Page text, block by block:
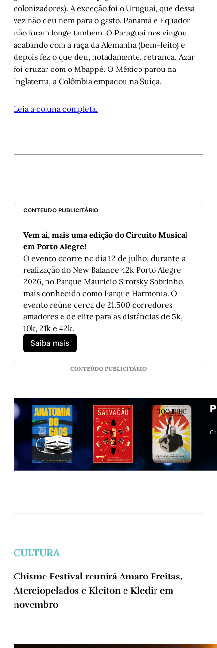
colonizadores). A exceção foi o Uruguai, que dessa
vez não deu nem para o gasto. Panamá e Equador
não foram longe também. O Paraguai nos vingou
acabando com a raça da Alemanha (bem-feito) e
depois fez o que deu, notadamente, retranca. Azar
foi cruzar com o Mbappé. O México parou na
Inglaterra, a Colômbia empacou na Suíça.
Leia a coluna completa.
CONTEÚDO PUBLICITÁRIO
Vem aí, mais uma edição do Circuito Musical
em Porto Alegre!
O evento ocorre no dia 12 de julho, durante a
realização do New Balance 42k Porto Alegre
2026, no Parque Maurício Sirotsky Sobrinho,
mais conhecido como Parque Harmonia. O
evento reúne cerca de 21.500 corredores
amadores e de elite para as distâncias de 5k,
10k, 21k e 42k.
Saiba mais
CONTEÚDO PUBLICITÁRIO
CULTURA
Chisme Festival reunirá Amaro Freitas,
Aterciopelados e Kleiton e Kledir em
novembro